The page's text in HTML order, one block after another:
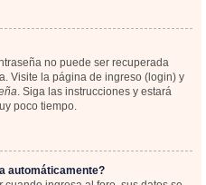
no puede ser recuperada
Visite la página de ingreso (login) y
. Siga las instrucciones y estará
poco tiempo.
automáticamente?